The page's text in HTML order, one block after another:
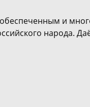
и
народа.